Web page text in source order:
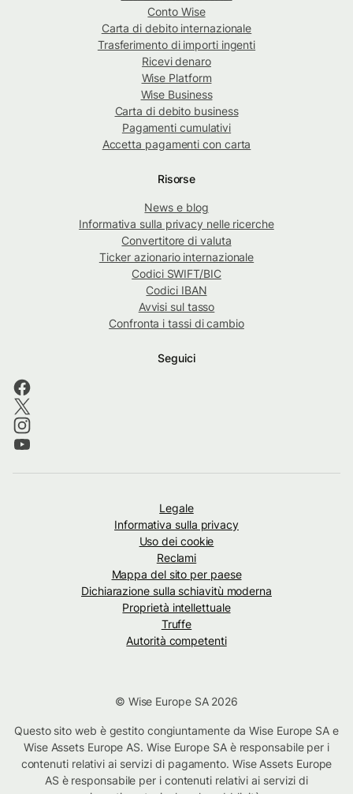
Conto Wise
Carta di debito internazionale
Trasferimento di importi ingenti
Ricevi denaro
Wise Platform
Wise Business
Carta di debito business
Pagamenti cumulativi
Accetta pagamenti con carta
Risorse
News e blog
Informativa sulla privacy nelle ricerche
Convertitore di valuta
Ticker azionario internazionale
Codici SWIFT/BIC
Codici IBAN
Avvisi sul tasso
Confronta i tassi di cambio
Seguici
Legale
Informativa sulla privacy
Uso dei cookie
Reclami
Mappa del sito per paese
Dichiarazione sulla schiavitù moderna
Proprietà intellettuale
Truffe
Autorità competenti
© Wise Europe SA 2026
Questo sito web è gestito congiuntamente da Wise Europe SA e
Wise Assets Europe AS. Wise Europe SA è responsabile per i
contenuti relativi ai servizi di pagamento. Wise Assets Europe
AS è responsabile per i contenuti relativi ai servizi di